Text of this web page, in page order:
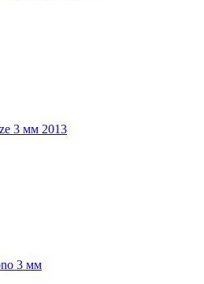
3 мм 2013
3 мм